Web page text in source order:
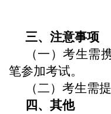
三、 注意事项
（一）考生需
笔参加考试。
（二）考生需
四、其他